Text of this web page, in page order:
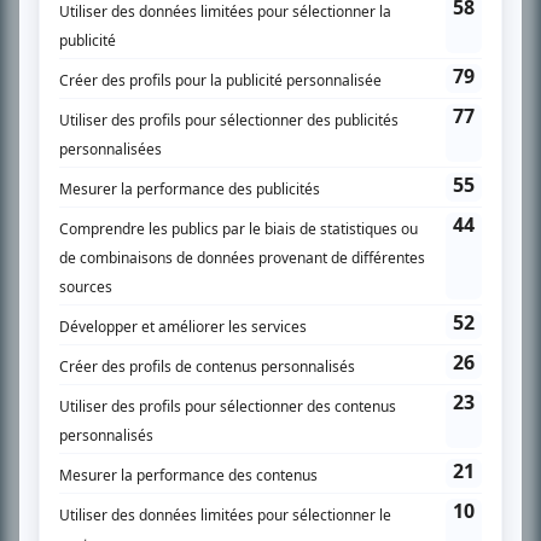
En savoir plus »
SUR LE RÉSEAU BIZZ MÉDIA
PLAN DU SITE
Accueil
Liste des oeuvres
Liste des comédiens
Recherche avancée
À propos
Nous contacter
Termes et conditions